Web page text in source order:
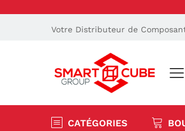
Votre Distributeur de
CATÉGORIES